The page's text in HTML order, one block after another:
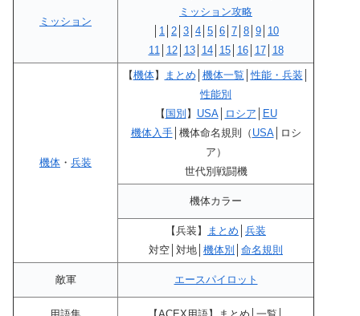
ミッション
ミッション攻略
1 2 3 4 5 6 7 8 9 10
11│ 12│ 13│ 14│ 15│ 16│ 17│ 18
機体 ・ 兵装
【機体】 まとめ 機体一覧 │性能・兵装
性能別
【 国別 】 USA│ ロシア
EU
機体入手│機体命名規則（ USA│ロシ
ア）
世代別戦闘機
機体カラー
【兵装】 まとめ 兵装
対空│対地│ 機体別 命名規則
敵軍 エースパイロット